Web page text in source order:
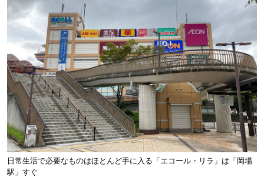
日常生活で必要なものはほとんど手に入る「エコール・リラ」は「岡場
駅」すぐ